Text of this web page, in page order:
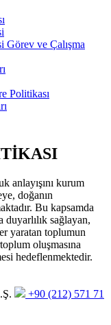
ve Çalışma
Politikası
anlayışını kurum
doğanın
Bu kapsamda
sağlayan,
yaratan toplumun
oluşmasına
hedeflenmektedir.
+90 (212) 571 71